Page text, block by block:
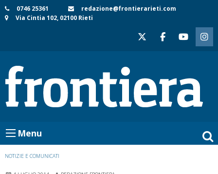
Skip
to
0746 25361
redazione@frontierarieti.com
Via Cintia 102, 02100 Rieti
Menu
NOTIZIE E COMUNICATI